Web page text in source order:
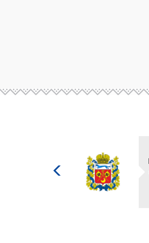
культуры
Российской